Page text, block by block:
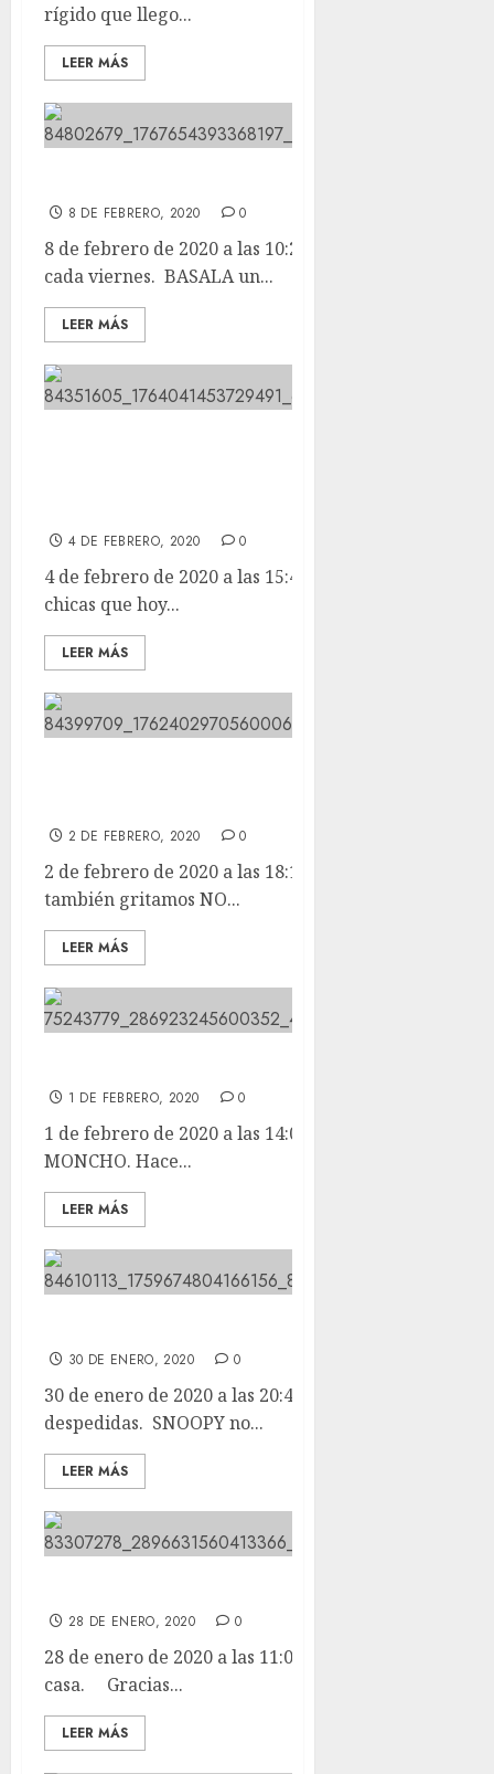
rígido que llego...
LEER MÁS
8 DE FEBRERO, 2020 0
8 de febrero de 2020 a las 10:29 Trabajando como
cada viernes. BASALA un...
LEER MÁS
4 DE FEBRERO, 2020 0
4 de febrero de 2020 a las 15:40 Por nuestras tres
chicas que hoy...
LEER MÁS
2 DE FEBRERO, 2020 0
2 de febrero de 2020 a las 18:13 Desde aquí nosotros
también gritamos NO...
LEER MÁS
1 DE FEBRERO, 2020 0
1 de febrero de 2020 a las 14:09 Hoy nos ha llegado
MONCHO. Hace...
LEER MÁS
30 DE ENERO, 2020 0
30 de enero de 2020 a las 20:47 Hoy tenemos dos
despedidas. SNOOPY no...
LEER MÁS
28 DE ENERO, 2020 0
28 de enero de 2020 a las 11:05 POCAHONTAS esta en
casa. Gracias...
LEER MÁS